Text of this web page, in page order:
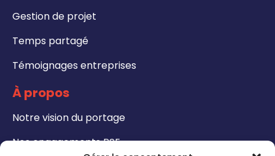
Gestion de projet
Temps partagé
Témoignages entreprises
À propos
Notre vision du portage
Nos engagements RSE